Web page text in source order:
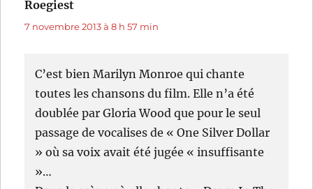
Roegiest
7 novembre 2013 à 8 h 57 min
C’est bien Marilyn Monroe qui chante
toutes les chansons du film. Elle n’a été
doublée par Gloria Wood que pour le seul
passage de vocalises de « One Silver Dollar
» où sa voix avait été jugée « insuffisante
»…